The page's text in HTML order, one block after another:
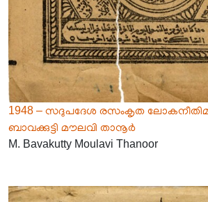
1948 – സദുപദേശ രസംകൃത
ബാവക്കുട്ടി മൗലവി താനൂർ
M. Bavakutty Moulavi Thanoor